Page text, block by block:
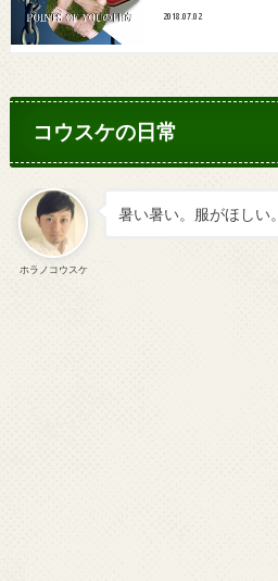
2018.07.02
コウスケの日常
ホラノコウスケ
暑い暑い。服がほしい。